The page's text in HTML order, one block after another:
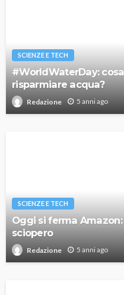
SCIENZE E TECH
#WorldWaterDay:
risparmiare acqua?
Redazione 5 anni ago
SCIENZE E TECH
Oggi si ferma
sciopero
Redazione 5 anni ago